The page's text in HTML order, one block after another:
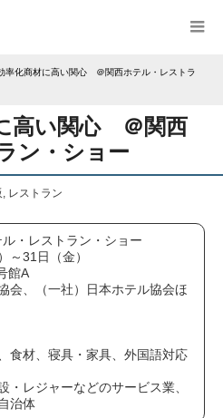
率化商材に高い関心 ＠関西ホテル・レストラ
高い関心 ＠関西
ン・ショー
, レストラン
・レストラン・ショー
～31日（金）
館A
会、（一社）日本ホテル協会ほ
食材、寝具・家具、外国語対応
・レジャーなどのサービス業、
治体